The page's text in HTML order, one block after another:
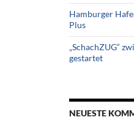
Hamburger
Plus
„SchachZUG“
gestartet
NEUESTE